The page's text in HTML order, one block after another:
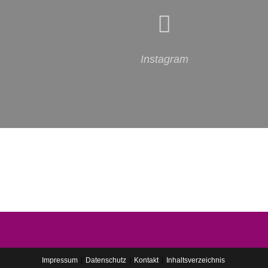
Instagram
Impressum Datenschutz Kontakt Inhaltsverzeichnis